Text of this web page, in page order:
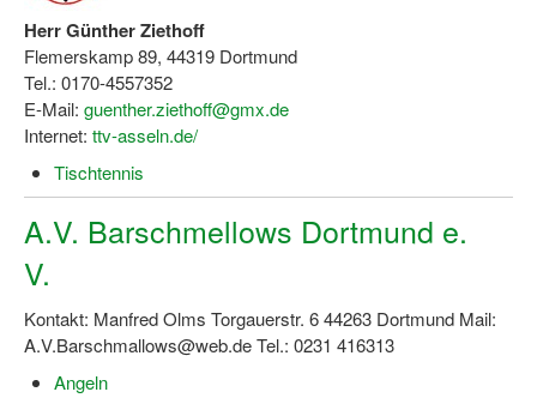
Herr Günther Ziethoff
Flemerskamp 89, 44319 Dortmund
Tel.: 0170-4557352
E-Mail: guenther.ziethoff@gmx.de
Internet: ttv-asseln.de/
Tischtennis
A.V. Barschmellows Dortmund e.
V.
Kontakt: Manfred Olms Torgauerstr. 6 44263 Dortmund Mail:
A.V.Barschmallows@web.de Tel.: 0231 416313
Angeln